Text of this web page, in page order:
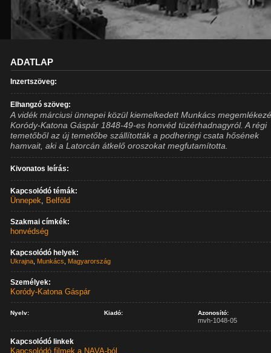
ADATLAP
Inzertszöveg:
Elhangzó szöveg:
A vidék márciusi ünnepei közül kiemelkedett Munkács
Koródy-Katona Gáspár 1848-49-es honvéd tüzérhadnagyról. A régi
temetőből az új temetőbe szállították a podheringi csata hősének
hamvait, aki a Latorcán átkelő oroszokat megfutamította.
Kivonatos leírás:
Kapcsolódó témák:
Ünnepek, Belföld
Szakmai címkék:
honvédség
Kapcsolódó helyek:
Ukrajna Munkács Magyarország
Személyek:
Koródy-Katona Gáspár
Nyelv: Kiadó: Azonosító:
mvh-1048-05
Kapcsolódó linkek
Kapcsolódó filmek a NAVA-ból